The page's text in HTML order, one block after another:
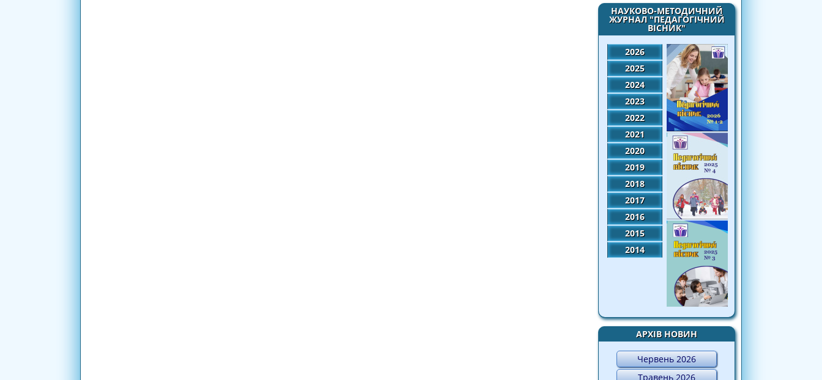
НАУКОВО-МЕТОДИЧНИЙ
ЖУРНАЛ "ПЕДАГОГІЧНИЙ
ВІСНИК"
2026
2025
2024
2023
2022
2021
2020
2019
2018
2017
2016
2015
2014
АРХІВ НОВИН
Червень 2026
Травень 2026